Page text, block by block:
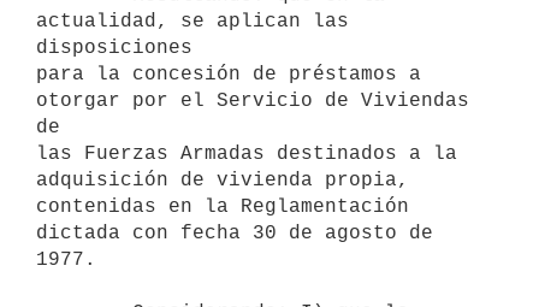
actualidad, se aplican las
disposiciones
para la concesión de préstamos a
otorgar por el Servicio de Viviendas
de
las Fuerzas Armadas destinados a la
adquisición de vivienda propia,
contenidas en la Reglamentación
dictada con fecha 30 de agosto de
1977.